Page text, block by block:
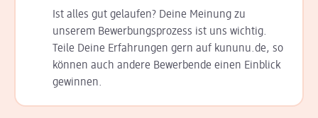
Ist alles gut gelaufen? Deine Meinung zu
unserem Bewerbungsprozess ist uns wichtig.
Teile Deine Erfahrungen gern auf kununu.de, so
können auch andere Bewerbende einen Einblick
gewinnen.